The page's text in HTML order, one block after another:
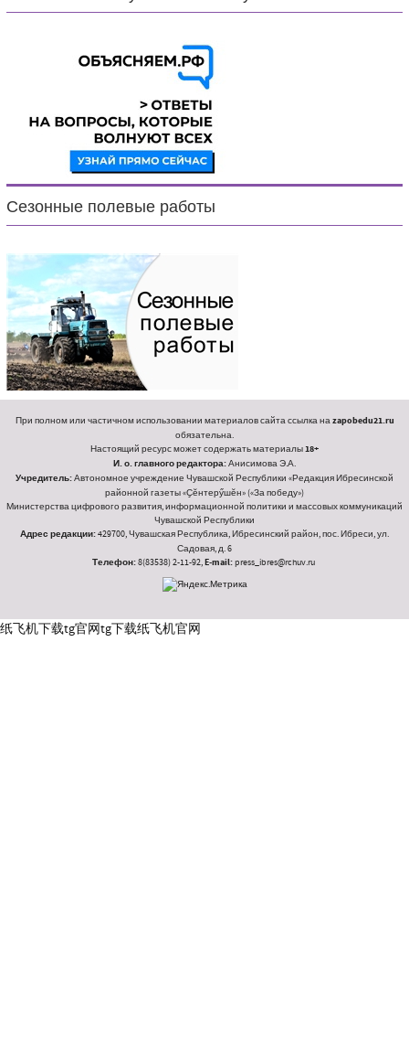
Сезонные полевые работы
При полном или частичном использовании материалов сайта ссылка наzapobedu21.ru
обязательна.
Настоящий ресурс может содержать материалы18+
И. о. главного редактора:Анисимова Э.А.
Учредитель:Автономное учреждение Чувашской Республики «Редакция Ибресинской
районной газеты «Ҫӗнтерӳшӗн» («За победу»)
Министерства цифрового развития, информационной политики и массовых коммуникаций
Чувашской Республики
Адрес редакции:429700, Чувашская Республика, Ибресинский район, пос. Ибреси, ул.
Садовая, д. 6
Телефон:8(83538) 2-11-92,E-mail:press_ibres@rchuv.ru
纸飞机下载tg官网tg下载纸飞机官网